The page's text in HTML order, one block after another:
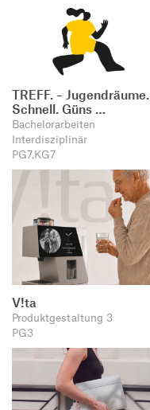
TREFF. – Jugendräume.
Schnell. Güns …
Bachelorarbeiten
Interdisziplinär
PG7,KG7
V!ta
Produktgestaltung 3
PG3